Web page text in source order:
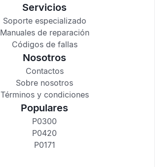
Servicios
Soporte especializado
Manuales de reparación
Códigos de fallas
Nosotros
Contactos
Sobre nosotros
Términos y condiciones
Populares
P0300
P0420
P0171